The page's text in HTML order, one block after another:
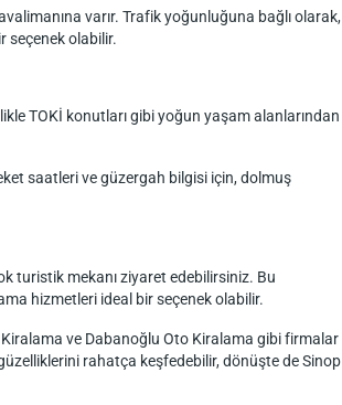
varır. Trafik yoğunluğuna bağlı olarak,
seçenek olabilir.
TOKİ konutları gibi yoğun yaşam alanlarından
saatleri ve güzergah bilgisi için, dolmuş
turistik mekanı ziyaret edebilirsiniz. Bu
hizmetleri ideal bir seçenek olabilir.
ve Dabanoğlu Oto Kiralama gibi firmalar
rahatça keşfedebilir, dönüşte de Sinop